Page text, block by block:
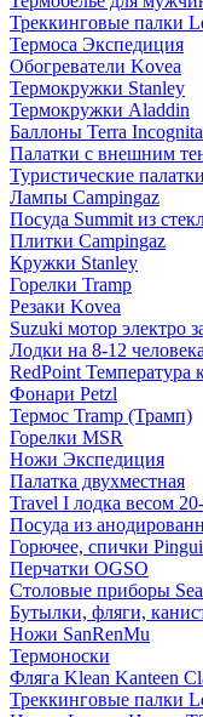
Треккинговые палки
Термоса Экспедиция
Обогреватели Kovea
Термокружки Stanley
Термокружки Aladdin
Баллоны Terra Incognita
Палатки с внешним
Туристические
Лампы Campingaz
Посуда Summit из
Плитки Campingaz
Кружки Stanley
Горелки Tramp
Резаки Kovea
Suzuki мотор электро
Лодки на 8-12
RedPoint Температура
Фонари Petzl
Термос Tramp (Трамп)
Горелки MSR
Ножи Экспедиция
Палатка двухместная
Travel I лодка весом
Посуда из
Горючее, спички
Перчатки OGSO
Столовые приборы
Бутылки, фляги,
Ножи SanRenMu
Термоноски
Фляга Klean Kanteen
Треккинговые палки